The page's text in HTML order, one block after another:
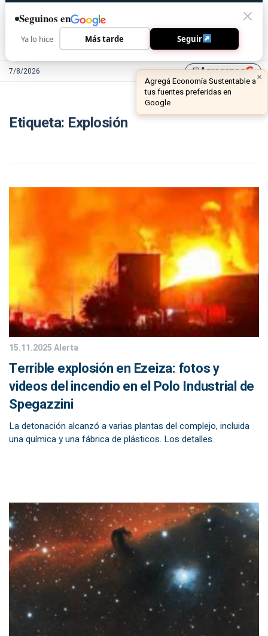
7/8/2026 library_addAgreganos ×
Agregá Economía Sustentable a
tus fuentes preferidas en
Google
Etiqueta: Explosión
15.11.2025Alerta
Terrible explosión en Ezeiza: fotos y
videos del incendio en el Polo Industrial de
Spegazzini
La detonación alcanzó a varias plantas del complejo, incluida
una química y una fábrica de plásticos. Los detalles.
Seguinos en
Ya lo hice Más tarde Seguir